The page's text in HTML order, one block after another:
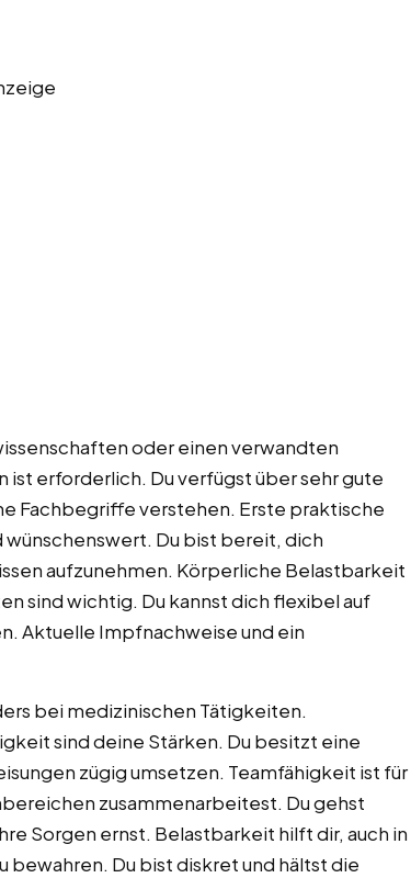
oder einen verwandten
ist erforderlich. Du verfügst über sehr gute
Fachbegriffe verstehen. Erste praktische
Du bist bereit, dich
aufzunehmen. Körperliche Belastbarkeit
sind wichtig. Du kannst dich flexibel auf
Aktuelle Impfnachweise und ein
bei medizinischen Tätigkeiten.
sind deine Stärken. Du besitzt eine
zügig umsetzen. Teamfähigkeit ist für
zusammenarbeitest. Du gehst
Sorgen ernst. Belastbarkeit hilft dir, auch in
bewahren. Du bist diskret und hältst die